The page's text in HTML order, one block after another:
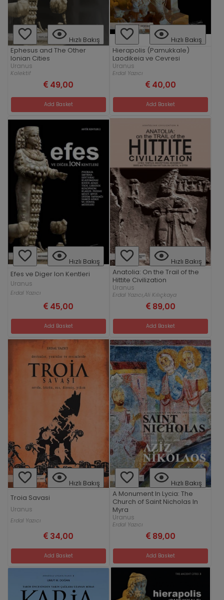
Hızlı Bakış
Ephesus and The Other
Ionian Cities
Uranus
Kolektif
49,00
Add Basket
Hızlı Bakış
Hierapolis (Pamukkale)
Laodikeia ve Cevresi
Uranus
Erdal Yazıcı
40,00
Add Basket
Hızlı Bakış
Efes ve Diger Ion Kentleri
Uranus
Erdal Yazıcı
45,00
Add Basket
Hızlı Bakış
Anatolia: On the Trail of the
Hittite Civilization
Uranus
Erdal Yazıcı,Ali Kılıçkaya
89,00
Add Basket
Hızlı Bakış
Troia Savasi
Uranus
Erdal Yazıcı
34,00
Add Basket
Hızlı Bakış
A Monument In Lycia: The
Church of Saint Nicholas In
Myra
Uranus
Erdal Yazıcı
89,00
Add Basket